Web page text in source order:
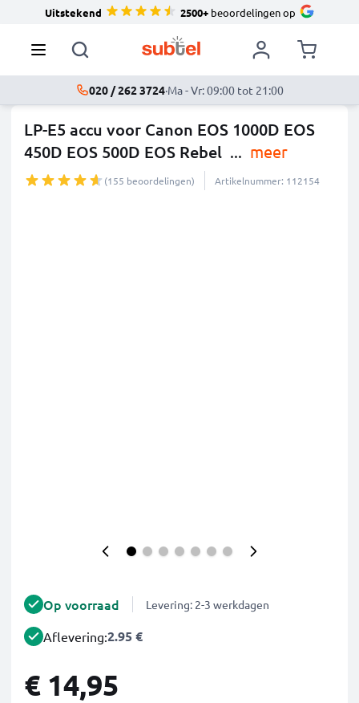
Uitstekend 2500+beoordelingen op
020 / 262 3724·Ma - Vr: 09:00 tot 21:00
LP-E5 accu voor Canon EOS 1000D EOS
450D EOS 500D EOS Rebel ... meer
(155 beoordelingen) Artikelnummer: 112154
Op voorraad Levering: 2-3 werkdagen
Aflevering:2.95 €
€ 14,95